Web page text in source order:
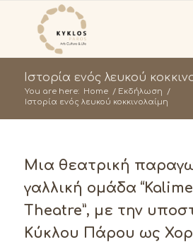
Ιστορία ενός λευκού
You are here: Home / Εκδήλωση
/
Ιστορία ενός λευκού κοκκινολαίμη
Μια θεατρική
γαλλική ομάδα
Theatre”, με την
Κύκλου Πάρου ως